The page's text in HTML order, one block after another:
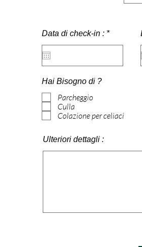
Data di check-in : *r
i
Hai Bisogno di ?
Parcheggio
Culla
Colazione per celiaci
Ulteriori dettagli :